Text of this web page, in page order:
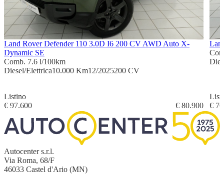
Land Rover Defender 110 3.0D I6 200 CV AWD Auto X-
Dynamic SE
Comb. 7.6 l/100km
Diesel/Elettrica10.000 Km12/2025200 CV
Listino
€ 97.600
€ 80.900
€
Autocenter s.r.l.
Via Roma, 68/F
46033 Castel d'Ario (MN)